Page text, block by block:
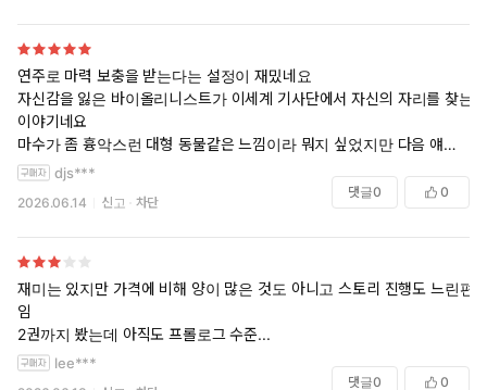
연주로 마력 보충을 받는다는 설정이 재밌네요
자신감을 잃은 바이올리니스트가 이세계 기사단에서 자신의 자리를 찾는
이야기네요
마수가 좀 흉악스런 대형 동물같은 느낌이라 뭐지 싶었지만 다음 얘기들
이 궁금해지네요
djs***
2026.06.14 신고 차단
댓글0 0
재미는 있지만 가격에 비해 양이 많은 것도 아니고 스토리 진행도 느린편
임
2권까지 봤는데 아직도 프롤로그 수준...
lee***
댓글0 0